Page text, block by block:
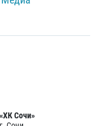
«ХК Сочи»